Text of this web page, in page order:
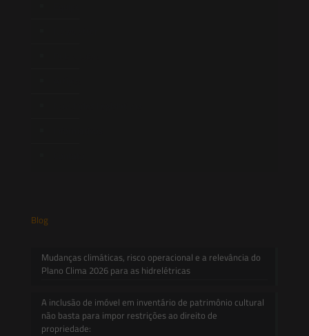
Blog
Mudanças climáticas, risco operacional e a relevância do
Plano Clima 2026 para as hidrelétricas
A inclusão de imóvel em inventário de patrimônio cultural
não basta para impor restrições ao direito de
propriedade: